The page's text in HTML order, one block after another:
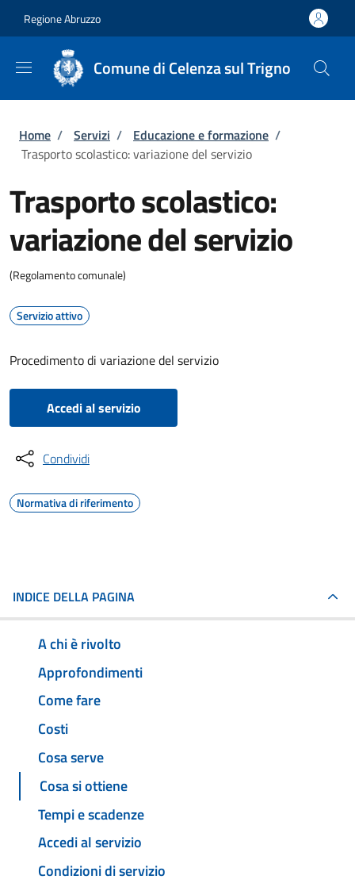
Regione Abruzzo
Comune di Celenza sul Trigno
Briciole di pane
Home / Servizi / Educazione e formazione /
Trasporto scolastico: variazione del servizio
Trasporto scolastico:
variazione del servizio
(Regolamento comunale)
Servizio attivo
Procedimento di variazione del servizio
Accedi al servizio
Condividi
Normativa di riferimento
INDICE DELLA PAGINA
A chi è rivolto
Approfondimenti
Come fare
Costi
Cosa serve
Cosa si ottiene
Tempi e scadenze
Accedi al servizio
Condizioni di servizio